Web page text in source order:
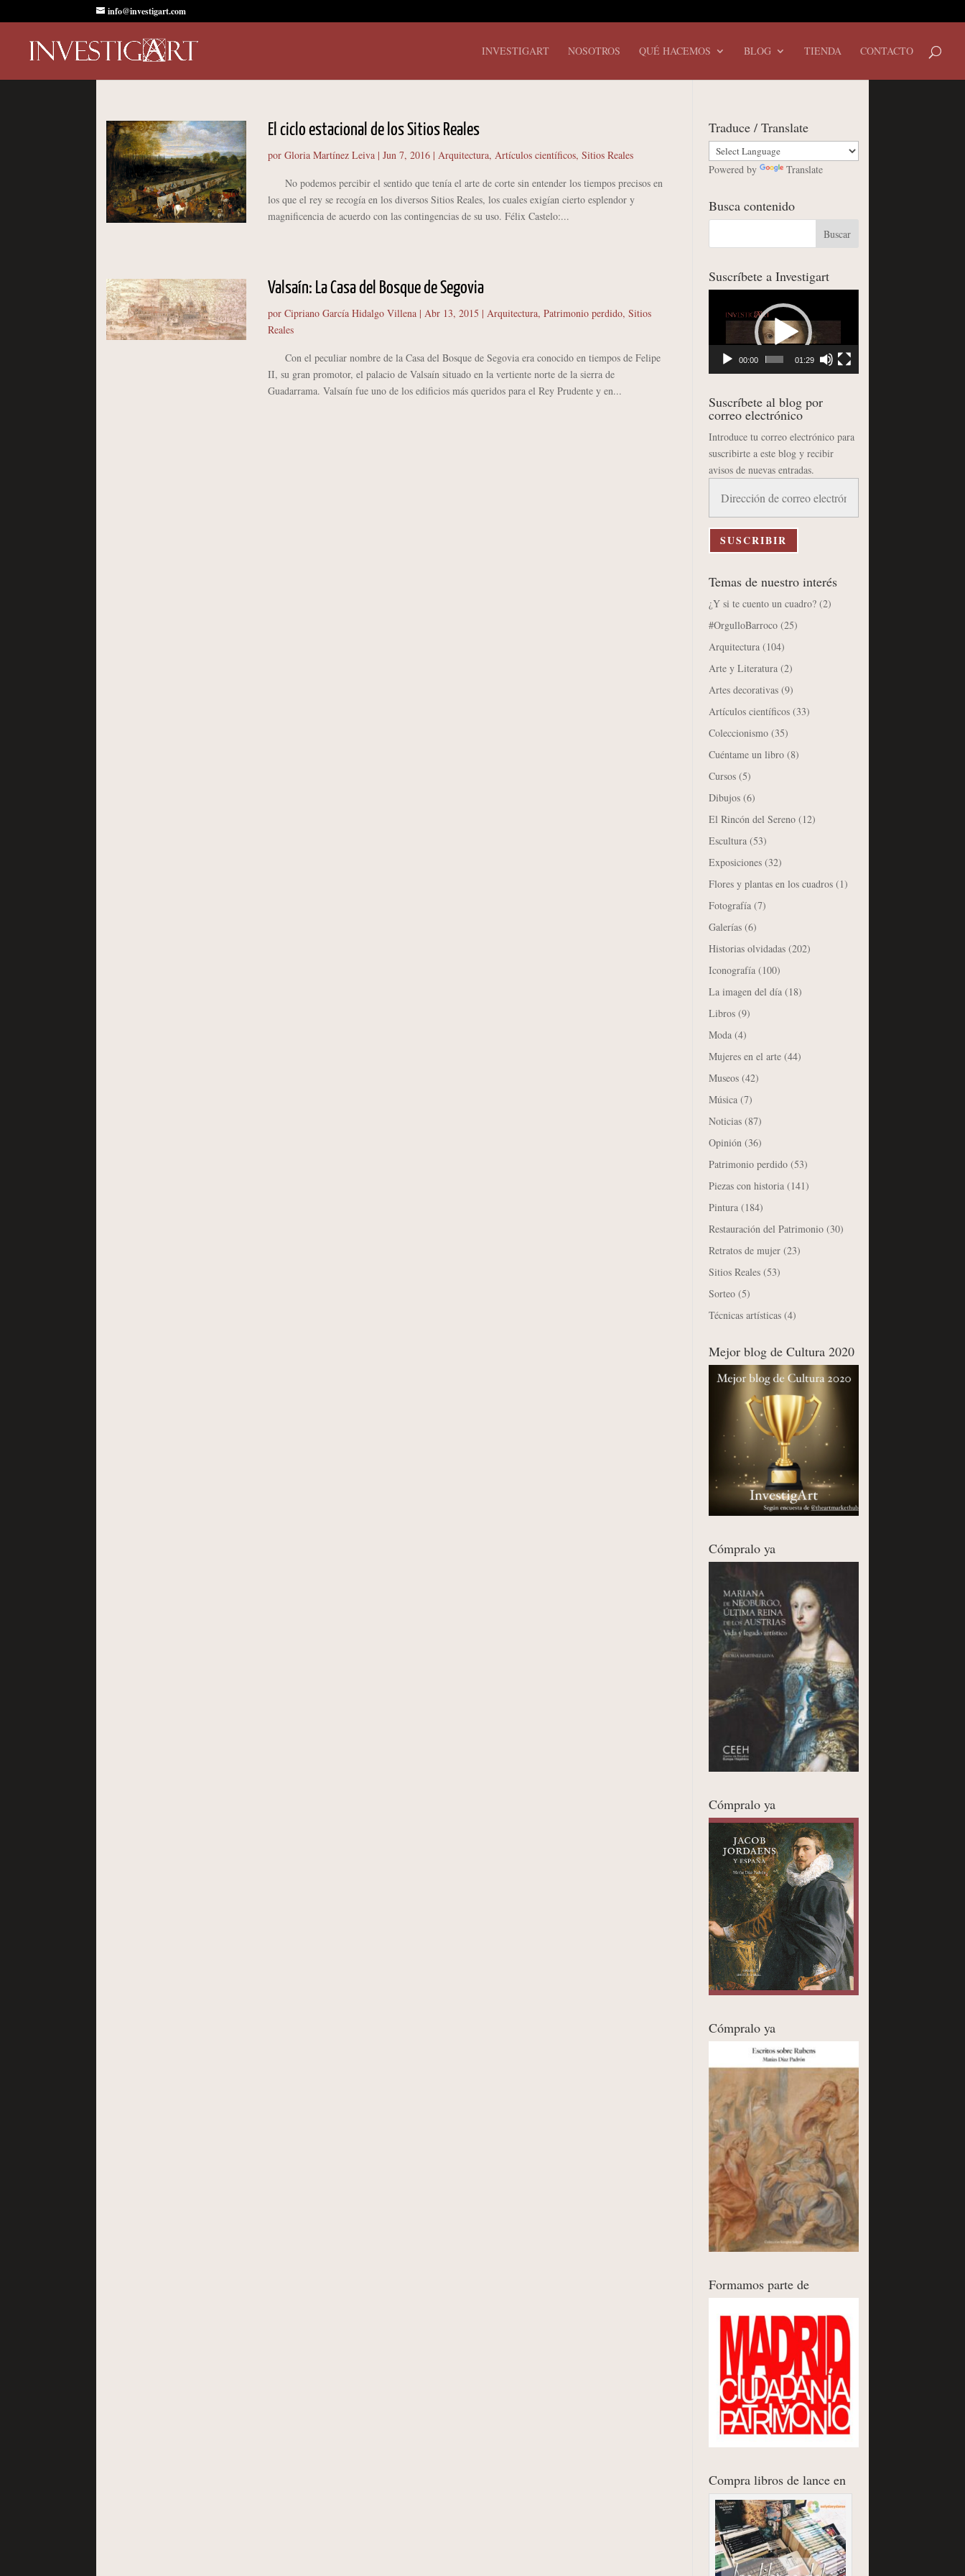
info@investigart.com
INVESTIGART NOSOTROS QUÉ HACEMOS BLOG TIENDA CONTACTO
El ciclo estacional de los Sitios Reales
por Gloria Martínez Leiva| Jun 7, 2016| Arquitectura, Artículos científicos, Sitios Reales
No podemos percibir el sentido que tenía el arte de corte sin entender los tiempos precisos en
los que el rey se recogía en los diversos Sitios Reales, los cuales exigían cierto esplendor y
magnificencia de acuerdo con las contingencias de su uso. Félix Castelo:...
Valsaín: La Casa del Bosque de Segovia
por Cipriano García Hidalgo Villena| Abr 13, 2015 | Arquitectura, Patrimonio perdido, Sitios
Reales
Con el peculiar nombre de la Casa del Bosque de Segovia era conocido en tiempos de Felipe
II, su gran promotor, el palacio de Valsaín situado en la vertiente norte de la sierra de
Guadarrama. Valsaín fue uno de los edificios más queridos para el Rey Prudente y en...
Traduce / Translate
Powered by Translate
Busca contenido
Suscríbete a Investigart
00:00 01:29
Suscríbete al blog por
correo electrónico
Introduce tu correo electrónico para
suscribirte a este blog y recibir
avisos de nuevas entradas.
correo
electrónico
SUSCRIBIR
Temas de nuestro interés
¿Y si te cuento un cuadro? (2)
#OrgulloBarroco (25)
Arquitectura (104)
Arte y Literatura (2)
Artes decorativas (9)
Artículos científicos (33)
Coleccionismo (35)
Cuéntame un libro (8)
Cursos (5)
Dibujos (6)
El Rincón del Sereno (12)
Escultura (53)
Exposiciones (32)
Flores y plantas en los cuadros (1)
Fotografía (7)
Galerías (6)
Historias olvidadas (202)
Iconografía (100)
La imagen del día (18)
Libros (9)
Moda (4)
Mujeres en el arte (44)
Museos (42)
Música (7)
Noticias (87)
Opinión (36)
Patrimonio perdido (53)
Piezas con historia (141)
Pintura (184)
Restauración del Patrimonio (30)
Retratos de mujer (23)
Sitios Reales (53)
Sorteo (5)
Técnicas artísticas (4)
Mejor blog de Cultura 2020
Cómpralo ya
Cómpralo ya
Cómpralo ya
Formamos parte de
Compra libros de lance en